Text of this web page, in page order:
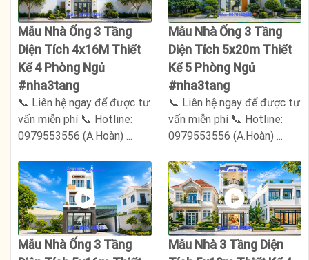
Mẫu Nhà Ống 3 Tầng
Diện Tích 4x16M Thiết
Kế 4 Phòng Ngủ
#nha3tang
📞 Liên hệ ngay để được tư
vấn miễn phí 📞 Hotline:
0979553556 (A.Hoàn) ...
Mẫu Nhà Ống 3 Tầng
Diện Tích 5x20m Thiết
Kế 5 Phòng Ngủ
#nha3tang
📞 Liên hệ ngay để được tư
vấn miễn phí 📞 Hotline:
0979553556 (A.Hoàn) ...
Mẫu Nhà Ống 3 Tầng
Mẫu Nhà 3 Tầng Diện